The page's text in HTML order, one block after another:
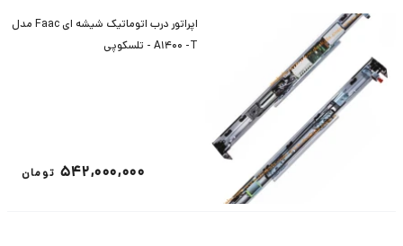
اپراتور درب اتوماتیک شیشه ای Faac مدل
A1400 -T - تلسکوپی
542,000,000 تومان